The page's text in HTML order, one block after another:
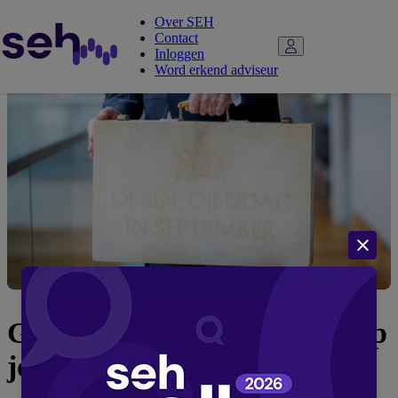
Over SEH
Contact
Inloggen
Word erkend adviseur
Gevolgen kabinetsplannen op
jouw adviespraktijk